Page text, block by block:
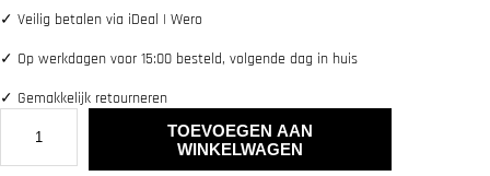
✓ Veilig betalen via iDeal | Wero
✓ Op werkdagen voor 15:00 besteld, volgende dag in huis
✓ Gemakkelijk retourneren
TOEVOEGEN AAN
WINKELWAGEN